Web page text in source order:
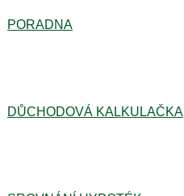
PORADNA
DŮCHODOVÁ KALKULAČKA